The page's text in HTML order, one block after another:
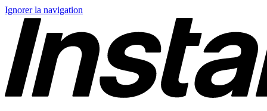
Ignorer la navigation